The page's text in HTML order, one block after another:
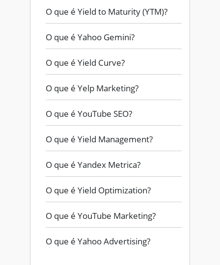
O que é Yield to Maturity (YTM)?
O que é Yahoo Gemini?
O que é Yield Curve?
O que é Yelp Marketing?
O que é YouTube SEO?
O que é Yield Management?
O que é Yandex Metrica?
O que é Yield Optimization?
O que é YouTube Marketing?
O que é Yahoo Advertising?